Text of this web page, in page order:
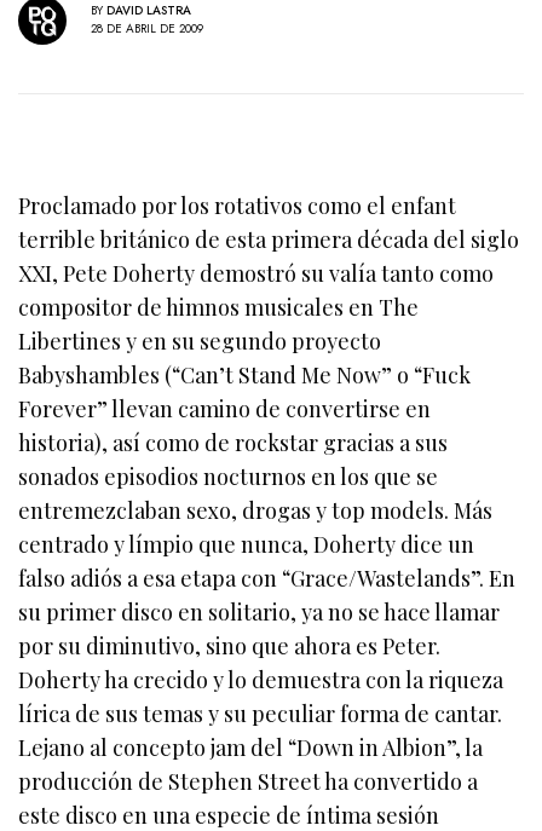
BY DAVID LASTRA
28 DE ABRIL DE 2009
Proclamado por los rotativos como el enfant
terrible británico de esta primera década del siglo
XXI, Pete Doherty demostró su valía tanto como
compositor de himnos musicales en The
Libertines y en su segundo proyecto
Babyshambles (“Can’t Stand Me Now” o “Fuck
Forever” llevan camino de convertirse en
historia), así como de rockstar gracias a sus
sonados episodios nocturnos en los que se
entremezclaban sexo, drogas y top models. Más
centrado y límpio que nunca, Doherty dice un
falso adiós a esa etapa con “Grace/Wastelands”.En
su primer disco en solitario, ya no se hace llamar
por su diminutivo, sino que ahora es Peter.
Doherty ha crecido y lo demuestra con la riqueza
lírica de sus temas y su peculiar forma de cantar.
Lejano al concepto jam del “Down in Albion”, la
producción de Stephen Street ha convertido a
este disco en una especie de íntima sesión